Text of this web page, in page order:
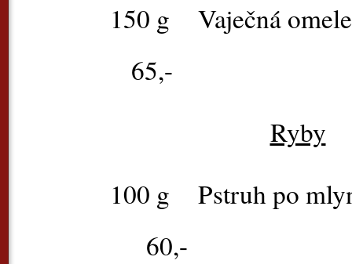
150 g
Vaječná
65,-
Ryby
100 g
Pstruh
60,-